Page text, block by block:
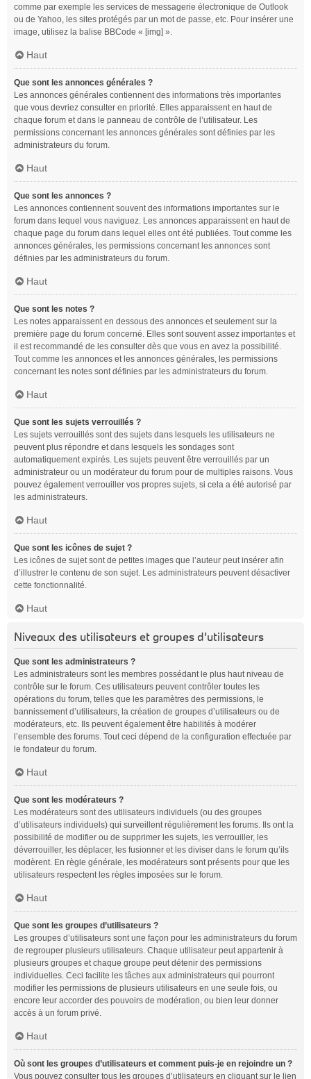
comme par exemple les services de messagerie électronique de Outlook
ou de Yahoo, les sites protégés par un mot de passe, etc. Pour insérer une
image, utilisez la balise BBCode « [img] ».
Haut
Que sont les annonces générales ?
Les annonces générales contiennent des informations très importantes
que vous devriez consulter en priorité. Elles apparaissent en haut de
chaque forum et dans le panneau de contrôle de l’utilisateur. Les
permissions concernant les annonces générales sont définies par les
administrateurs du forum.
Haut
Que sont les annonces ?
Les annonces contiennent souvent des informations importantes sur le
forum dans lequel vous naviguez. Les annonces apparaissent en haut de
chaque page du forum dans lequel elles ont été publiées. Tout comme les
annonces générales, les permissions concernant les annonces sont
définies par les administrateurs du forum.
Haut
Que sont les notes ?
Les notes apparaissent en dessous des annonces et seulement sur la
première page du forum concerné. Elles sont souvent assez importantes et
il est recommandé de les consulter dès que vous en avez la possibilité.
Tout comme les annonces et les annonces générales, les permissions
concernant les notes sont définies par les administrateurs du forum.
Haut
Que sont les sujets verrouillés ?
Les sujets verrouillés sont des sujets dans lesquels les utilisateurs ne
peuvent plus répondre et dans lesquels les sondages sont
automatiquement expirés. Les sujets peuvent être verrouillés par un
administrateur ou un modérateur du forum pour de multiples raisons. Vous
pouvez également verrouiller vos propres sujets, si cela a été autorisé par
les administrateurs.
Haut
Que sont les icônes de sujet ?
Les icônes de sujet sont de petites images que l’auteur peut insérer afin
d’illustrer le contenu de son sujet. Les administrateurs peuvent désactiver
cette fonctionnalité.
Haut
Niveaux des utilisateurs et groupes d’utilisateurs
Que sont les administrateurs ?
Les administrateurs sont les membres possédant le plus haut niveau de
contrôle sur le forum. Ces utilisateurs peuvent contrôler toutes les
opérations du forum, telles que les paramètres des permissions, le
bannissement d’utilisateurs, la création de groupes d’utilisateurs ou de
modérateurs, etc. Ils peuvent également être habilités à modérer
l’ensemble des forums. Tout ceci dépend de la configuration effectuée par
le fondateur du forum.
Haut
Que sont les modérateurs ?
Les modérateurs sont des utilisateurs individuels (ou des groupes
d’utilisateurs individuels) qui surveillent régulièrement les forums. Ils ont la
possibilité de modifier ou de supprimer les sujets, les verrouiller, les
déverrouiller, les déplacer, les fusionner et les diviser dans le forum qu’ils
modèrent. En règle générale, les modérateurs sont présents pour que les
utilisateurs respectent les règles imposées sur le forum.
Haut
Que sont les groupes d’utilisateurs ?
Les groupes d’utilisateurs sont une façon pour les administrateurs du forum
de regrouper plusieurs utilisateurs. Chaque utilisateur peut appartenir à
plusieurs groupes et chaque groupe peut détenir des permissions
individuelles. Ceci facilite les tâches aux administrateurs qui pourront
modifier les permissions de plusieurs utilisateurs en une seule fois, ou
encore leur accorder des pouvoirs de modération, ou bien leur donner
accès à un forum privé.
Haut
Où sont les groupes d’utilisateurs et comment puis-je en rejoindre un ?
Vous pouvez consulter tous les groupes d’utilisateurs en cliquant sur le lien